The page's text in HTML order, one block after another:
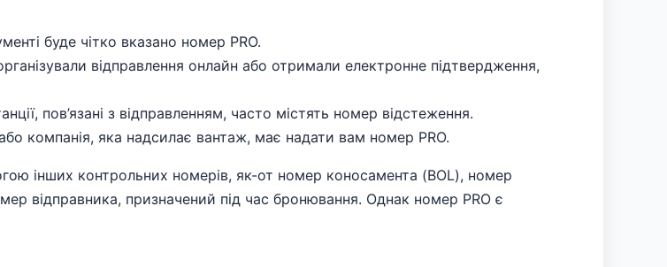
буде чітко вказано номер PRO.
відправлення онлайн або отримали електронне підтвердження,
пов’язані з відправленням, часто містять номер відстеження.
компанія, яка надсилає вантаж, має надати вам номер PRO.
інших контрольних номерів, як-от номер коносамента (BOL), номер
відправника, призначений під час бронювання. Однак номер PRO є